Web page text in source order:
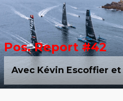
Pos. Report #42
Avec Kévin Escoffier et